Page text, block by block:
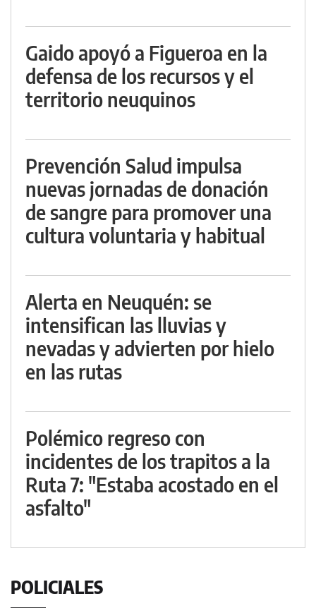
Gaido apoyó a Figueroa en la
defensa de los recursos y el
territorio neuquinos
Prevención Salud impulsa
nuevas jornadas de donación
de sangre para promover una
cultura voluntaria y habitual
Alerta en Neuquén: se
intensifican las lluvias y
nevadas y advierten por hielo
en las rutas
Polémico regreso con
incidentes de los trapitos a la
Ruta 7: "Estaba acostado en el
asfalto"
POLICIALES